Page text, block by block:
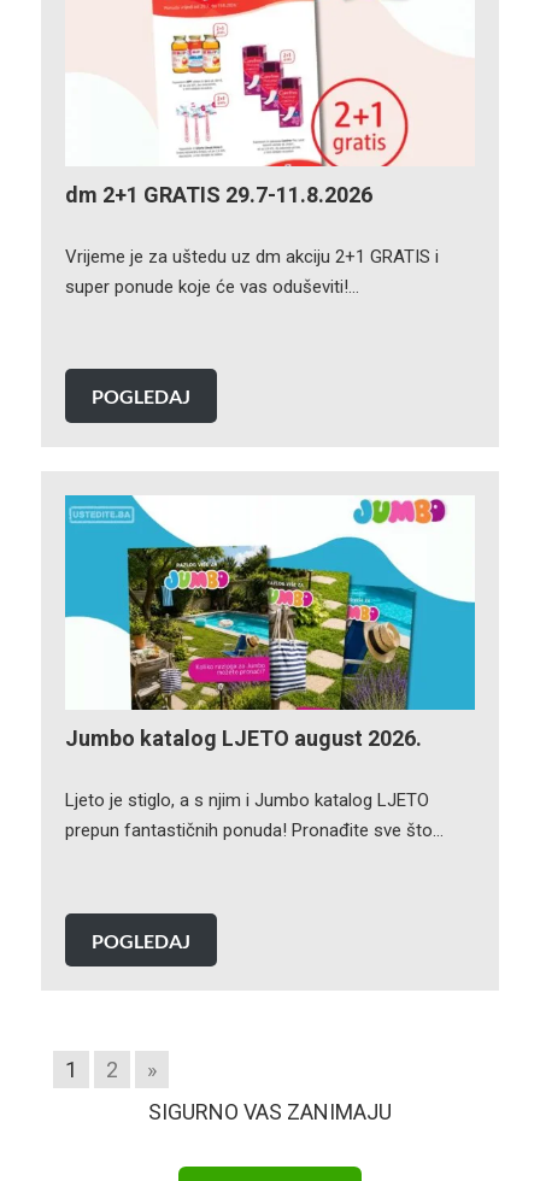
dm 2+1 GRATIS 29.7-11.8.2026
Vrijeme je za uštedu uz dm akciju 2+1 GRATIS i
super ponude koje će vas oduševiti!…
POGLEDAJ
Jumbo katalog LJETO august 2026.
Ljeto je stiglo, a s njim i Jumbo katalog LJETO
prepun fantastičnih ponuda! Pronađite sve što…
POGLEDAJ
1 2
»
SIGURNO VAS ZANIMAJU